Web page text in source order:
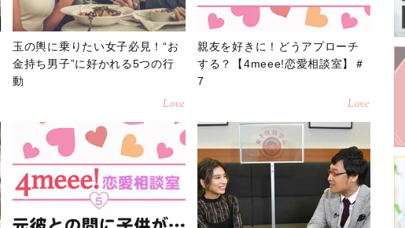
玉の輿に乗りたい女子必見！“お
金持ち男子”に好かれる5つの行
動
Love
親友を好きに！どうアプローチ
する？【4meee!恋愛相談室】＃
7
Love